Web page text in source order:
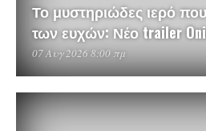
Το μυστηριώδες ιερό που
των ευχών: Νέο trailer
07 Αυγ 2026 8:00 πμ